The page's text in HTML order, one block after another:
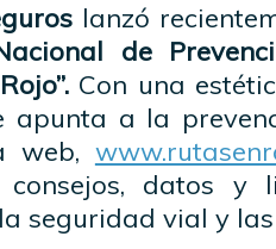
lanzó
de
Con una
apunta a la
web,
datos y
seguridad vial y